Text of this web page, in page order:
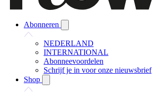
Abonneren
NEDERLAND
INTERNATIONAL
Abonneevoordelen
Schrijf je in voor onze nieuwsbrief
Shop